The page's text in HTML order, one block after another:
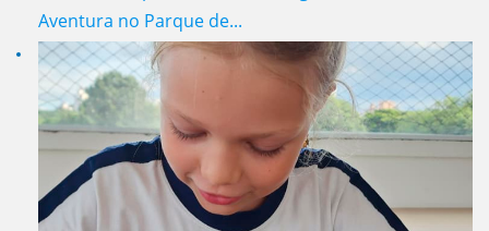
Aventura no Parque de...